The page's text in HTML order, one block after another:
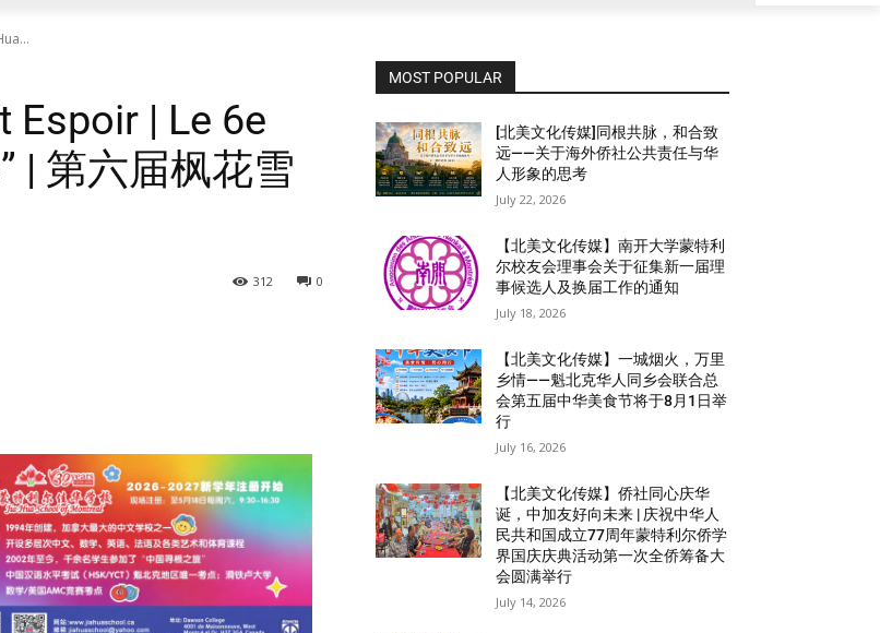
Espoir | Le 6e
| 第六届枫花雪
0
312
MOST POPULAR
[北美文化传媒]同根共脉，和合致
远——关于海外侨社公共责任与华
人形象的思考
July 22, 2026
【北美文化传媒】南开大学蒙特利
尔校友会理事会关于征集新一届理
事候选人及换届工作的通知
July 18, 2026
【北美文化传媒】一城烟火，万里
乡情——魁北克华人同乡会联合总
会第五届中华美食节将于8月1日举
行
July 16, 2026
【北美文化传媒】侨社同心庆华
诞，中加友好向未来 | 庆祝中华人
民共和国成立77周年蒙特利尔侨学
界国庆庆典活动第一次全侨筹备大
会圆满举行
July 14, 2026